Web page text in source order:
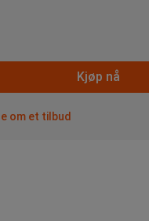
Kjøp nå
om et tilbud